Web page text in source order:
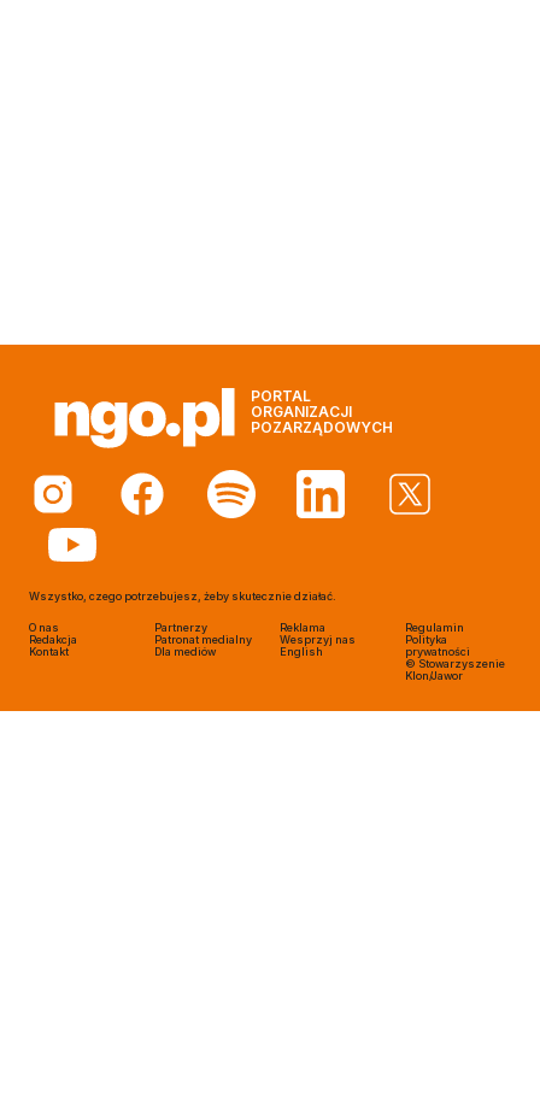
PORTAL
ORGANIZACJI
POZARZĄDOWYCH
Wszystko, czego potrzebujesz, żeby skutecznie działać.
O nas
Redakcja
Kontakt
Partnerzy
Patronat medialny
Dla mediów
Reklama
Wesprzyj nas
English
Regulamin
Polityka
prywatności
© Stowarzyszenie
Klon/Jawor